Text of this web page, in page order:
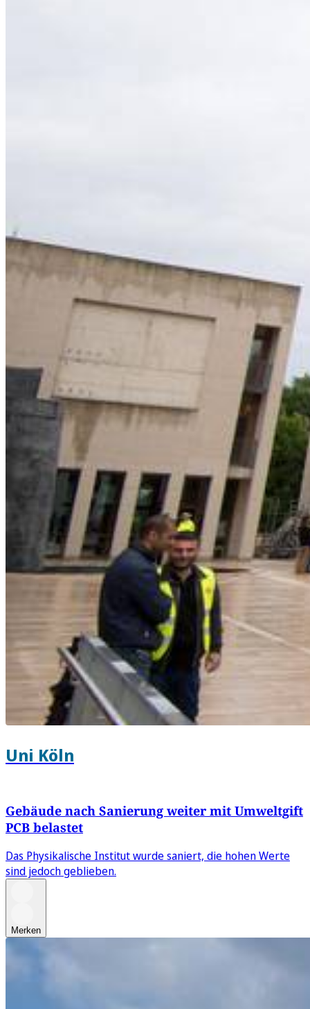
Uni Köln
Gebäude nach Sanierung weiter mit Umweltgift
PCB belastet
Das Physikalische Institut wurde saniert, die hohen Werte
sind jedoch geblieben.
Merken